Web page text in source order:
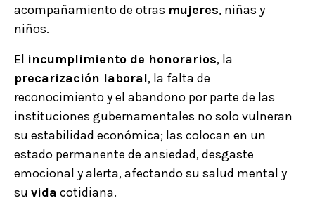
acompañamiento de otras mujeres, niñas y
niños.
El incumplimiento de honorarios, la
precarización laboral, la falta de
reconocimiento y el abandono por parte de las
instituciones gubernamentales no solo vulneran
su estabilidad económica; las colocan en un
estado permanente de ansiedad, desgaste
emocional y alerta, afectando su salud mental y
su vida cotidiana.